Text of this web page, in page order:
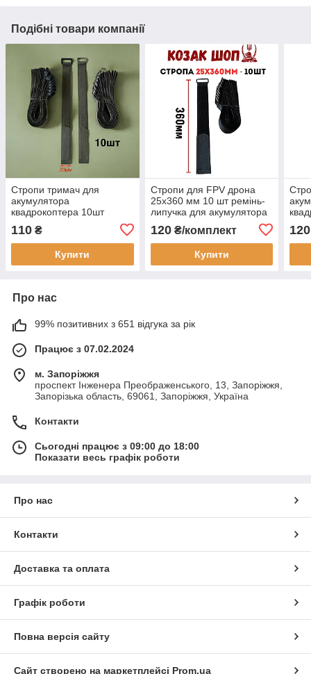
Подібні товари компанії
Стропи тримач для
акумулятора
квадрокоптера 10шт
110 ₴
Купити
Стропи для FPV дрона
25x360 мм 10 шт ремінь-
липучка для акумулятора
120₴/комплект
Купити
120
Про нас
99% позитивних з 651 відгука за рік
Працює з 07.02.2024
м. Запоріжжя
проспект Інженера Преображенського, 13, Запоріжжя,
Запорізька область, 69061, Запоріжжя, Україна
Контакти
Сьогодні працює з 09:00 до 18:00
Показати весь графік роботи
Про нас
Контакти
Доставка та оплата
Графік роботи
Повна версія сайту
Сайт створено на маркетплейсі Prom.ua